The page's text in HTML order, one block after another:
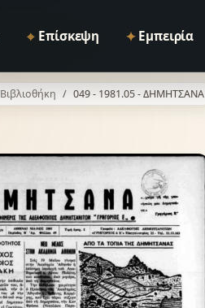
⌖ Επίσκεψη ✦ Εμπειρία
Βιβλιοθήκη 049 - 1981.05 - ΔΗΜΗΤΣΑΝΑ